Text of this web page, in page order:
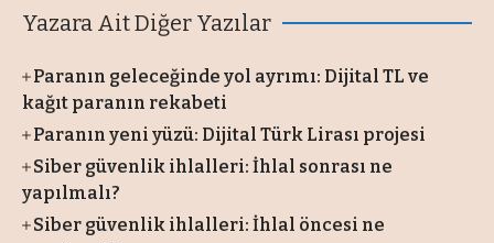
Yazara Ait Diğer Yazılar
Paranın geleceğinde yol ayrımı: Dijital TL ve
kağıt paranın rekabeti
Paranın yeni yüzü: Dijital Türk Lirası projesi
Siber güvenlik ihlalleri: İhlal sonrası ne
yapılmalı?
Siber güvenlik ihlalleri: İhlal öncesi ne